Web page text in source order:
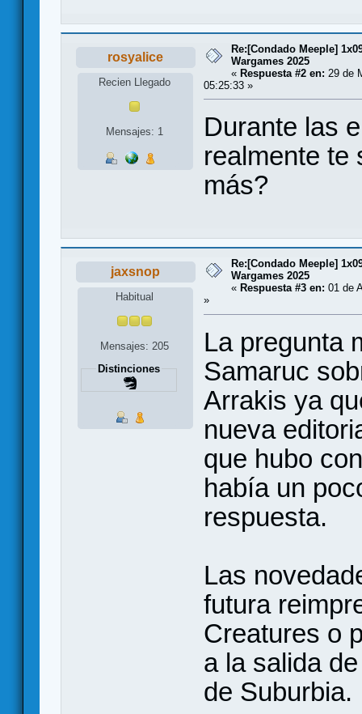
rosyalice
Recien Llegado
Mensajes: 1
Re:[Condado Meeple]
Wargames 2025
« Respuesta #2 en: 29 de
05:25:33 »
Durante las
realmente te
más?
jaxsnop
Habitual
Mensajes: 205
Distinciones
Re:[Condado Meeple]
Wargames 2025
« Respuesta #3 en: 01 de
»
La pregunta
Samaruc
Arrakis ya
nueva
que hubo
había un
respuesta.
Las
futura
Creatures o
a la salida
de Suburbia.